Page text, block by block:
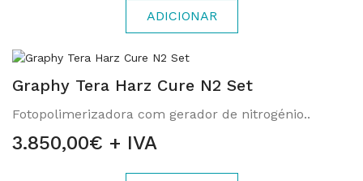
ADICIONAR
Graphy Tera Harz Cure N2 Set
Fotopolimerizadora com gerador de nitrogénio..
3.850,00€ + IVA